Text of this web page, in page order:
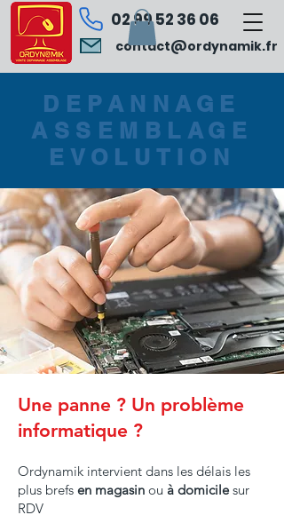
02 99 52 36 06
contact@ordynamik.fr
DEPANNAGE
ASSEMBLAGE
EVOLUTION
Une panne ? Un problème
informatique ?
Ordynamik intervient dans les délais les
plus brefs en magasin ou à domicilesur
RDV